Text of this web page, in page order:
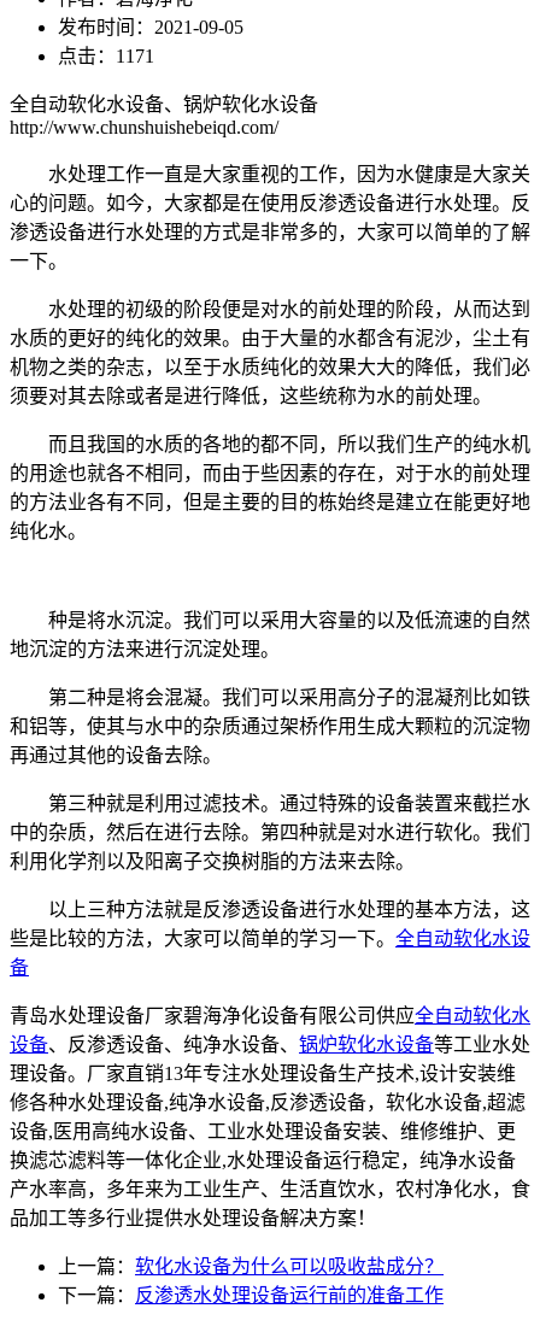
发布时间：2021-09-05
点击：1171
全自动软化水设备、锅炉软化水设备
http://www.chunshuishebeiqd.com/
水处理工作一直是大家重视的工作，因为水健康是大家关
心的问题。如今，大家都是在使用反渗透设备进行水处理。反
渗透设备进行水处理的方式是非常多的，大家可以简单的了解
一下。
水处理的初级的阶段便是对水的前处理的阶段，从而达到
水质的更好的纯化的效果。由于大量的水都含有泥沙，尘土有
机物之类的杂志，以至于水质纯化的效果大大的降低，我们必
须要对其去除或者是进行降低，这些统称为水的前处理。
而且我国的水质的各地的都不同，所以我们生产的纯水机
的用途也就各不相同，而由于些因素的存在，对于水的前处理
的方法业各有不同，但是主要的目的栋始终是建立在能更好地
纯化水。
种是将水沉淀。我们可以采用大容量的以及低流速的自然
地沉淀的方法来进行沉淀处理。
第二种是将会混凝。我们可以采用高分子的混凝剂比如铁
和铝等，使其与水中的杂质通过架桥作用生成大颗粒的沉淀物
再通过其他的设备去除。
第三种就是利用过滤技术。通过特殊的设备装置来截拦水
中的杂质，然后在进行去除。第四种就是对水进行软化。我们
利用化学剂以及阳离子交换树脂的方法来去除。
以上三种方法就是反渗透设备进行水处理的基本方法，这
些是比较的方法，大家可以简单的学习一下。 全自动软化水设
备
青岛水处理设备厂家碧海净化设备有限公司供应全自动软化水
设备、反渗透设备、纯净水设备、 锅炉软化水设备等工业水处
理设备。厂家直销13年专注水处理设备生产技术,设计安装维
修各种水处理设备,纯净水设备,反渗透设备，软化水设备,超滤
设备,医用高纯水设备、工业水处理设备安装、维修维护、更
换滤芯滤料等一体化企业,水处理设备运行稳定，纯净水设备
产水率高，多年来为工业生产、生活直饮水，农村净化水，食
品加工等多行业提供水处理设备解决方案！
上一篇： 软化水设备为什么可以吸收盐成分？
下一篇：
反渗透水处理设备运行前的准备工作